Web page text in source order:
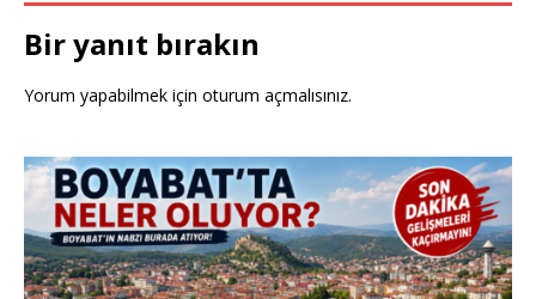
Bir yanıt bırakın
Yorum yapabilmek için oturum açmalısınız.